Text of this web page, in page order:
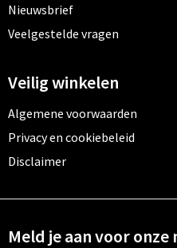
Nieuwsbrief
Veelgestelde vragen
Veilig winkelen
Algemene voorwaarden
Privacy en cookiebeleid
Disclaimer
Meld je aan voor